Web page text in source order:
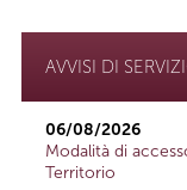
AVVISI DI
06/08/2026
Modalità di
Territorio